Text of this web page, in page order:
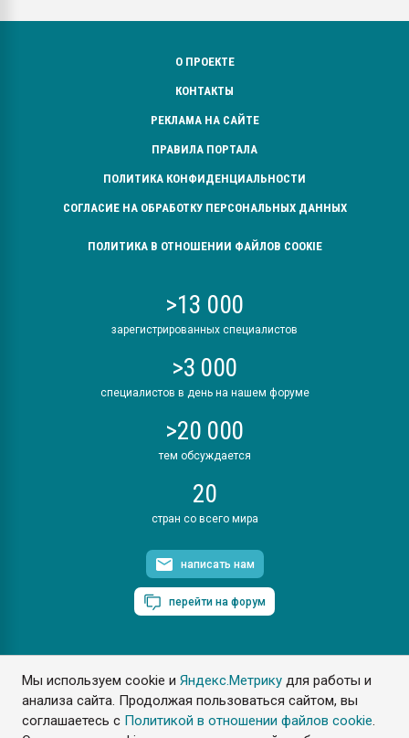
Мы используем cookie иЯндекс.Метрику для работы и
анализа сайта. Продолжая пользоваться сайтом, вы
соглашаетесь с Политикой в отношении файлов cookie.
О ПРОЕКТЕ
КОНТАКТЫ
РЕКЛАМА НА САЙТЕ
ПРАВИЛА ПОРТАЛА
ПОЛИТИКА КОНФИДЕНЦИАЛЬНОСТИ
СОГЛАСИЕ НА ОБРАБОТКУ ПЕРСОНАЛЬНЫХ ДАННЫХ
ПОЛИТИКА В ОТНОШЕНИИ ФАЙЛОВ COOKIE
>13 000
зарегистрированных специалистов
>3 000
специалистов в день на нашем форуме
>20 000
тем обсуждается
20
стран со всего мира
написать нам
перейти на форум
ПластЭксперт © 2006. Все права защищены
Разрешается копирование материалов сайта с обязательной
ссылкой на www.e-plastic.ru